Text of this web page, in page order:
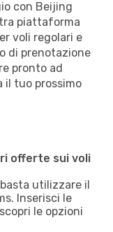
con Beijing
piattaforma
voli regolari e
di prenotazione
pronto ad
il tuo prossimo
offerte sui voli
utilizzare il
Inserisci le
le opzioni